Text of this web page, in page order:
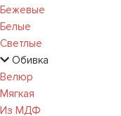
Бежевые
Белые
Светлые
Обивка
Велюр
Мягкая
Из МДФ